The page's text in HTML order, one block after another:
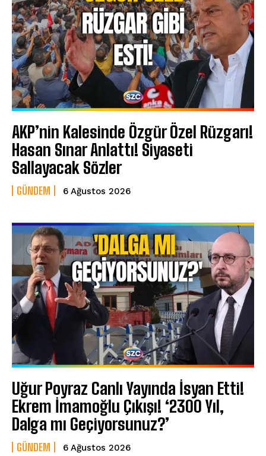
AKP’nin Kalesinde Özgür Özel Rüzgarı!
Hasan Sınar Anlattı! Siyaseti
Sallayacak Sözler
GÜNDEM 6 Ağustos 2026
Uğur Poyraz Canlı Yayında İsyan Etti!
Ekrem İmamoğlu Çıkışı! ‘2300 Yıl,
Dalga mı Geçiyorsunuz?’
GÜNDEM 6 Ağustos 2026